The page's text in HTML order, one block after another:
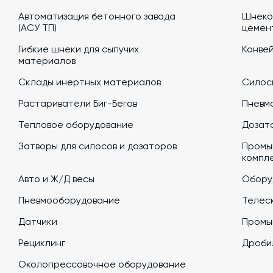
Автоматизация бетонного завода
(АСУ ТП)
Гибкие шнеки для сыпучих
материалов
Склады инертных материалов
Растариватели Биг-Бегов
Тепловое оборудование
Затворы для силосов и дозаторов
Авто и Ж/Д весы
Пневмооборудование
Датчики
Рециклинг
Околопрессовочное оборудование